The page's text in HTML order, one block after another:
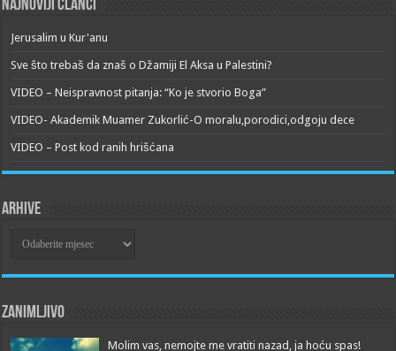
Najnoviji članci
Jerusalim u Kur'anu
Sve što trebaš da znaš o Džamiji El Aksa u Palestini?
VIDEO – Neispravnost pitanja: “Ko je stvorio Boga”
VIDEO- Akademik Muamer Zukorlić-O moralu,porodici,odgoju dece
VIDEO – Post kod ranih hrišćana
Arhive
Zanimljivo
Molim vas, nemojte me vratiti nazad, ja hoću spas!